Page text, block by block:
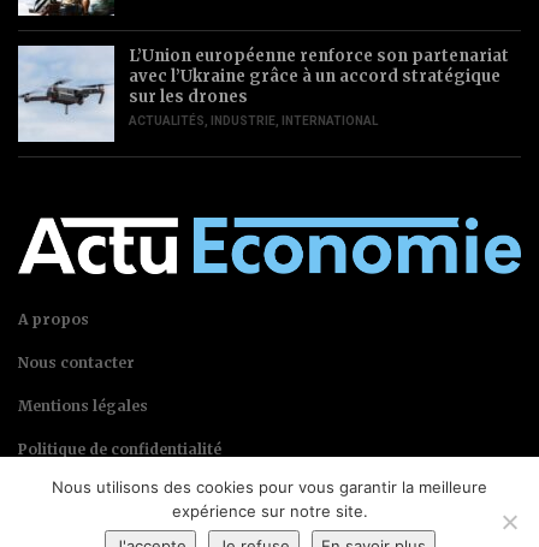
L’Union européenne renforce son partenariat
avec l’Ukraine grâce à un accord stratégique
sur les drones
ACTUALITÉS INDUSTRIE INTERNATIONAL
A propos
Nous contacter
Mentions légales
Politique de confidentialité
Nous utilisons des cookies pour vous garantir la meilleure
expérience sur notre site.